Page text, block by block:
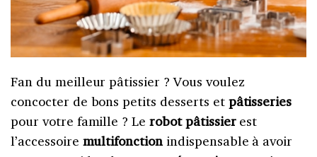
Fan du meilleur pâtissier ? Vous voulez
concocter de bons petits desserts et pâtisseries
pour votre famille ? Lerobot pâtissierest
l’accessoire multifonction indispensable à avoir